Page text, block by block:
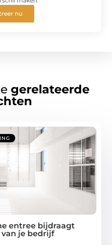
nu
gerelateerde
entree bijdraagt
je bedrijf